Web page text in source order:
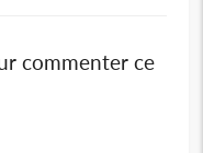
commenter ce